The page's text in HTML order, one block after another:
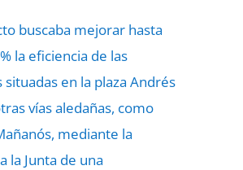
buscaba mejorar hasta
la eficiencia de las
situadas en la plaza Andrés
vías aledañas, como
mediante la
la Junta de una